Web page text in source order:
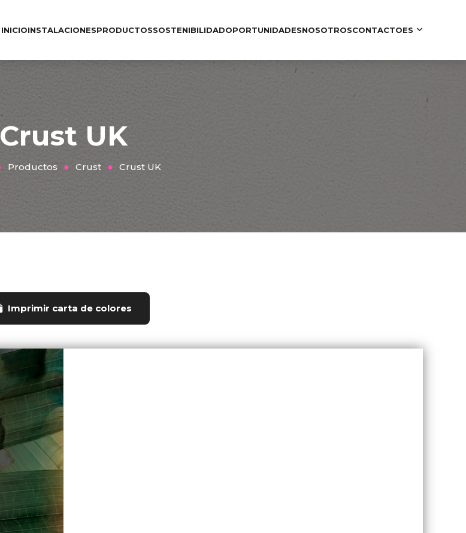
INICIOINSTALACIONESPRODUCTOSSOSTENIBILIDADOPORTUNIDADESNOSOTROSCONTACTOES
Crust UK
Productos Crust Crust UK
Imprimir carta de colores